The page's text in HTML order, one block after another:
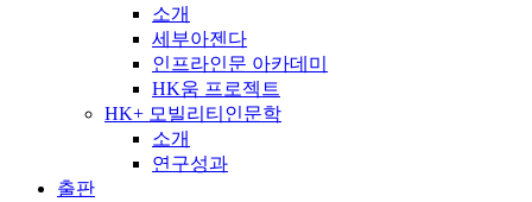
소개
세부아젠다
인프라인문 아카데미
HK움 프로젝트
HK+ 모빌리티인문학
소개
연구성과
출판